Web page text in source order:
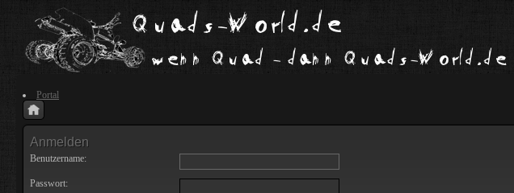
Portal
Anmelden
Benutzername:
Passwort: